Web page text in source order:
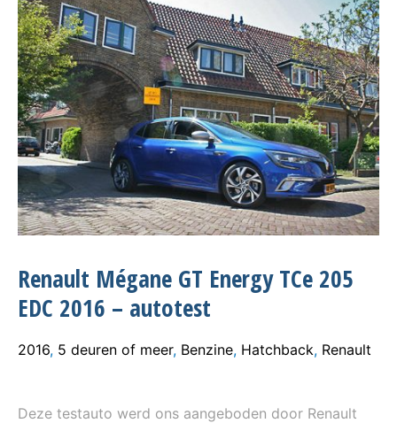
Renault Mégane GT Energy TCe 205
EDC 2016 – autotest
2016, 5 deuren of meer, Benzine, Hatchback, Renault
Deze testauto werd ons aangeboden door Renault